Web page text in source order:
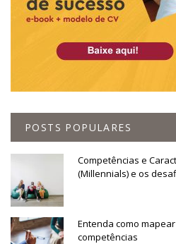
POSTS POPULARES
Competências e
(Millennials) e os
Entenda como
competências